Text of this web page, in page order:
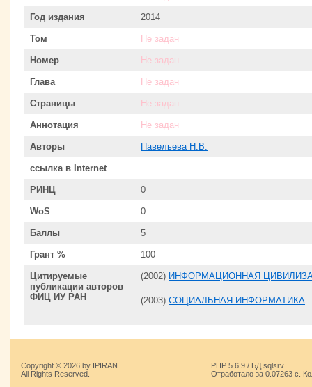
Год издания 2014
Том Не задан
Номер Не задан
Глава Не задан
Страницы Не задан
Аннотация Не задан
Авторы Павельева Н.В.
ссылка в Internet
РИНЦ 0
WoS 0
Баллы 5
Грант % 100
Цитируемые
публикации авторов
ФИЦ ИУ РАН
(2002) ИНФОРМАЦИОННАЯ
(2003) СОЦИАЛЬНАЯ ИНФОРМАТИКА
Copyright © 2026 by IPIRAN.
All Rights Reserved.
PHP 5.6.9 / БД sqlsrv
Отработало за 0.07263 с.